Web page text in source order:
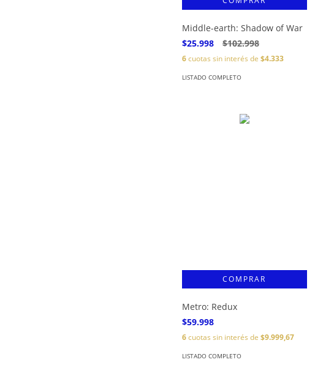
Middle-earth: Shadow of War
$25.998
$102.998
6cuotas sin interés de $4.333
LISTADO COMPLETO
Metro: Redux
$59.998
6cuotas sin interés de $9.999,67
LISTADO COMPLETO